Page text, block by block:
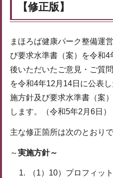
【修正版】
まほろば健康パーク整備運
び要求水準書（案）を令和
後いただいたご意見・ご質
を令和4年12月14日に公表
施方針及び要求水準書（案
します。（令和5年2月6日）
主な修正箇所は次のとおりで
～実施方針～
（1）10）プロフィッ